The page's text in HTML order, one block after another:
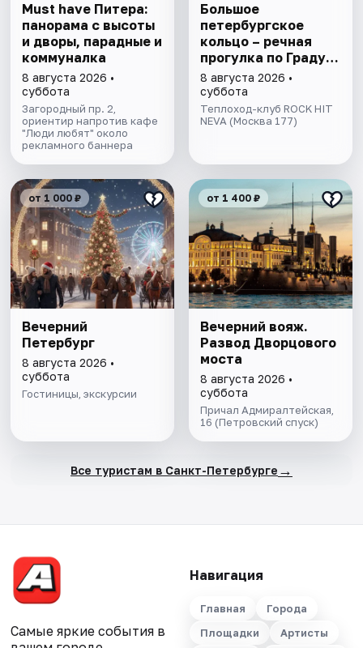
Must have Питера:
панорама с высоты
и дворы, парадные и
коммуналка
8 августа 2026 •
суббота
Загородный пр. 2,
ориентир напротив кафе
"Люди любят" около
рекламного баннера
Большое
петербургское
кольцо – речная
прогулка пo Граду
на Неве с
авторской
экскурсией и живой
музыкой в тёплом
8 августа 2026 •
суббота
Теплоход-клуб ROCK HIT
NEVA (Москва 177)
от 1 000 ₽
Вечерний
Петербург
8 августа 2026 •
суббота
Гостиницы, экскурсии
от 1 400 ₽
Вечерний вояж.
Развод Дворцового
моста
8 августа 2026 •
суббота
Причал Адмиралтейская,
16 (Петровский спуск)
Все туристам в Санкт-Петербурге →
Самые яркие события в
Навигация
Главная
Города
Площадки
Артисты